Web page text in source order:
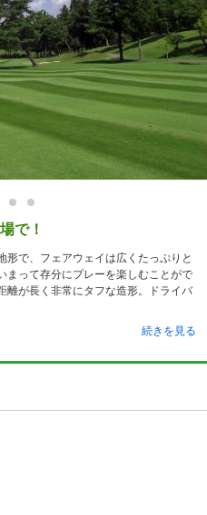
で！
形で、フェアウェイは広くたっぷりと
まって存分にプレーを楽しむことがで
離が長く非常にタフな造形。ドライバ
続きを見る